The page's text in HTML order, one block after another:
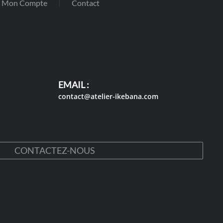
Mon Compte Contact
EMAIL :
contact@atelier-ikebana.com
CONTACTEZ-NOUS